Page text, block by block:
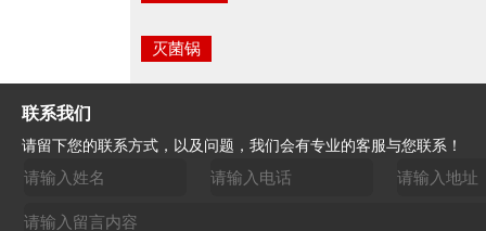
灭菌锅
联系我们
请留下您的联系方式，以及问题，我们会有专业的客服与您联系！